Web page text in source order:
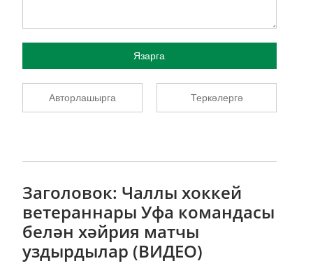
Язарга
Авторлашырга Теркәлергә
Заголовок: Чаллы хоккей
ветераннары Уфа командасы
белән хәйрия матчы
уздырдылар (ВИДЕО)